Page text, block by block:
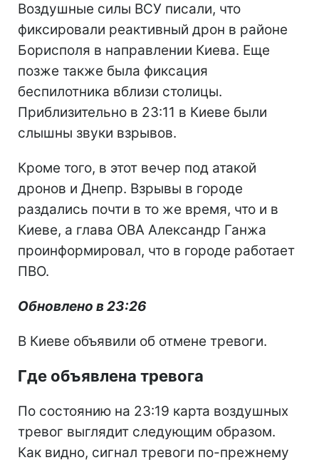
Воздушные силы ВСУ писали, что
фиксировали реактивный дрон в районе
Борисполя в направлении Киева. Еще
позже также была фиксация
беспилотника вблизи столицы.
Приблизительно в 23:11 в Киеве были
слышны звуки взрывов.
Кроме того, в этот вечер под атакой
дронов и Днепр. Взрывы в городе
раздались почти в то же время, что и в
Киеве, а глава ОВА Александр Ганжа
проинформировал, что в городе работает
ПВО.
Обновлено в 23:26
В Киеве объявили об отмене тревоги.
Где объявлена тревога
По состоянию на 23:19 карта воздушных
тревог выглядит следующим образом.
Как видно, сигнал тревоги по-прежнему